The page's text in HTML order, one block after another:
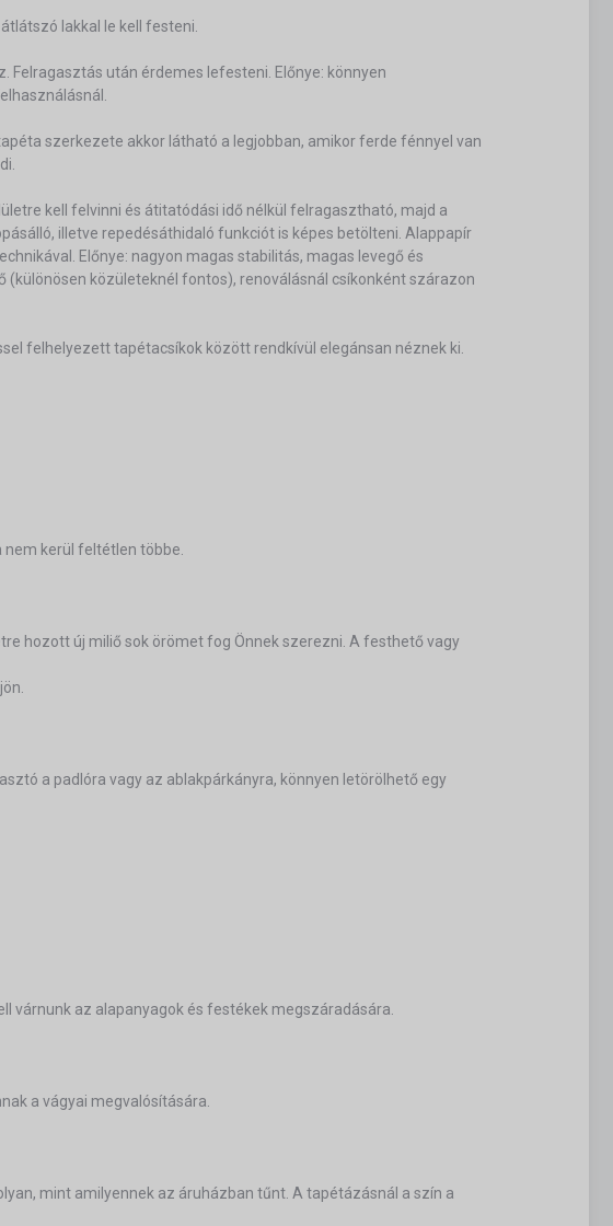
lakkal le kell festeni.
után érdemes lefesteni. Előnye: könnyen
szerkezete akkor látható a legjobban, amikor ferde fénnyel van
kell felvinni és átitatódási idő nélkül felragasztható, majd a
illetve repedésáthidaló funkciót is képes betölteni. Alappapír
Előnye: nagyon magas stabilitás, magas levegő és
közületeknél fontos), renoválásnál csíkonként szárazon
felhelyezett tapétacsíkok között rendkívül elegánsan néznek ki.
kerül feltétlen többe.
hozott új miliő sok örömet fog Önnek szerezni. A festhető vagy
a padlóra vagy az ablakpárkányra, könnyen letörölhető egy
várnunk az alapanyagok és festékek megszáradására.
a vágyai megvalósítására.
mint amilyennek az áruházban tűnt. A tapétázásnál a szín a